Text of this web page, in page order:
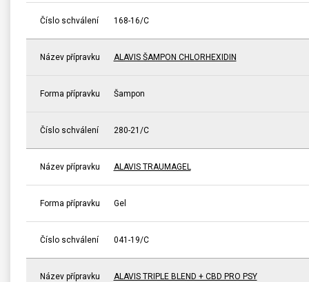
Číslo schválení 168-16/C
Název přípravku ALAVIS ŠAMPON CHLORHEXIDIN
Forma přípravku Šampon
Číslo schválení 280-21/C
Název přípravku ALAVIS TRAUMAGEL
Forma přípravku Gel
Číslo schválení 041-19/C
Název přípravku ALAVIS TRIPLE BLEND + CBD PRO PSY